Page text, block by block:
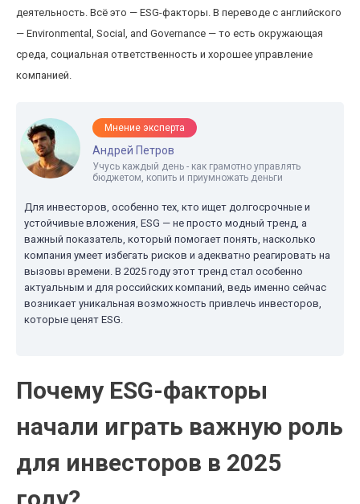
деятельность. Всё это — ESG-факторы. В переводе с английского
— Environmental, Social, and Governance — то есть окружающая
среда, социальная ответственность и хорошее управление
компанией.
Мнение эксперта
Андрей Петров
Учусь каждый день - как грамотно управлять
бюджетом, копить и приумножать деньги
Для инвесторов, особенно тех, кто ищет долгосрочные и
устойчивые вложения, ESG — не просто модный тренд, а
важный показатель, который помогает понять, насколько
компания умеет избегать рисков и адекватно реагировать на
вызовы времени. В 2025 году этот тренд стал особенно
актуальным и для российских компаний, ведь именно сейчас
возникает уникальная возможность привлечь инвесторов,
которые ценят ESG.
Почему ESG-факторы
начали играть важную роль
для инвесторов в 2025